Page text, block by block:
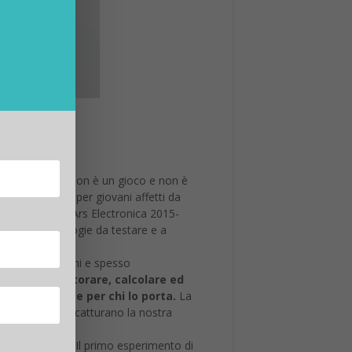
oggetto non è un gioco e non è
studiato per giovani affetti da
Sparks Ars Electronica 2015-
tecnologie da testare e a
Adhd.
esseri umani e spesso
a monitorare, calcolare ed
assistente per chi lo porta. La
situazioni catturano la nostra
cerebrali. Il primo esperimento di